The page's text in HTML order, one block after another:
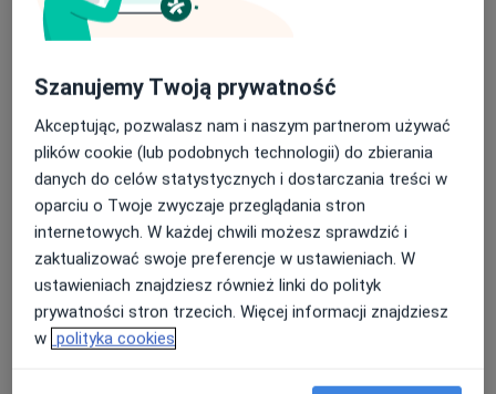
Pediatra·Więcej
Adres 1 Adres 2 Online 1 Online 2
Kapucyńska 1A, Lublin Mapa
Medical Centrum
Konsultacja pediatryczna
Szanujemy Twoją prywatność
Akceptując, pozwalasz nam i naszym partnerom używać
plików cookie (lub podobnych technologii) do zbierania
danych do celów statystycznych i dostarczania treści w
oparciu o Twoje zwyczaje przeglądania stron
internetowych. W każdej chwili możesz sprawdzić i
zaktualizować swoje preferencje w ustawieniach. W
ustawieniach znajdziesz również linki do polityk
prywatności stron trzecich. Więcej informacji znajdziesz
w polityka cookies